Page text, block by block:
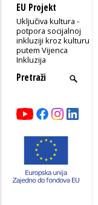
EU Projekt
Uključiva kultura -
potpora socijalnoj
inkluziji kroz kulturu
putem Vijenca
Inkluzija